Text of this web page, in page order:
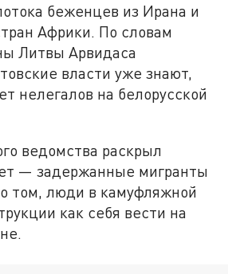
беженцев из Ирана и
Африки. По словам
Литвы Арвидаса
власти уже знают,
нелегалов на белорусской
ведомства раскрыл
— задержанные мигранты
том, люди в камуфляжной
как себя вести на